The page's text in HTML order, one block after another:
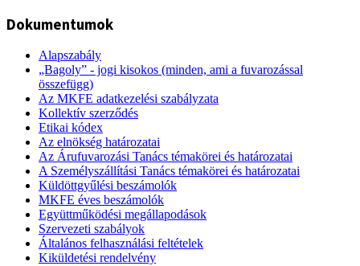
Dokumentumok
Alapszabály
„Bagoly” - jogi kisokos (minden, ami a fuvarozással
összefügg)
Az MKFE adatkezelési szabályzata
Kollektív szerződés
Etikai kódex
Az elnökség határozatai
Az Árufuvarozási Tanács témakörei és határozatai
A Személyszállítási Tanács témakörei és határozatai
Küldöttgyűlési beszámolók
MKFE éves beszámolók
Együttműködési megállapodások
Szervezeti szabályok
Általános felhasználási feltételek
Kiküldetési rendelvény